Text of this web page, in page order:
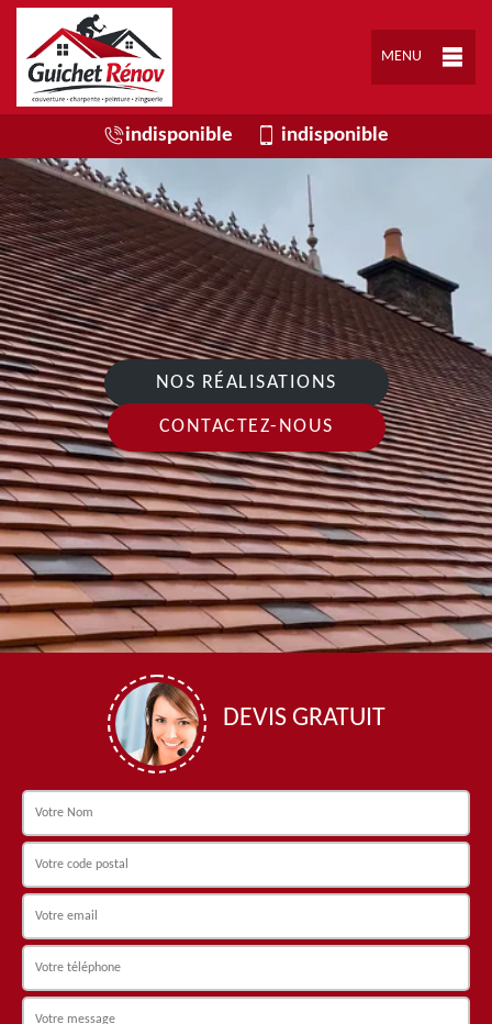
MENU
indisponible indisponible
NOS RÉALISATIONS
CONTACTEZ-NOUS
DEVIS GRATUIT